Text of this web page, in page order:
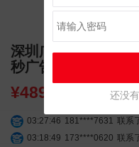
深圳广播电台先锋
秒广告
¥489.60
03:27:46 181****7631 联系
03:18:49 173****0620 联系
还没